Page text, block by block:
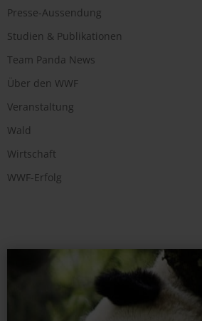
Presse-Aussendung
Studien & Publikationen
Team Panda News
Über den WWF
Veranstaltung
Wald
Wirtschaft
WWF-Erfolg